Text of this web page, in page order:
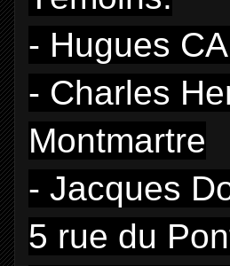
- Hugues
- Charles
Montmartre
- Jacques
5 rue du